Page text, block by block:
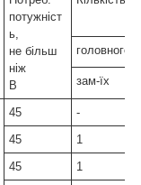
потужніст
ь,
не більш
ніж
В
головного
зам-їх
45 -
45 1
45 1